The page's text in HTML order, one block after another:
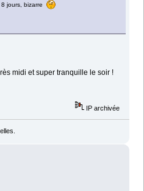
8 jours, bizarre
midi et super tranquille le soir !
IP archivée